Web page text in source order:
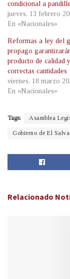
condicional a
jueves, 13 febrero
En «Nacionales»
Reformas a ley del
propago
producto de calidad
correctas cantidades
viernes, 18 marzo
En «Nacionales»
Tags: Asamblea
Gobierno de El
Relacionado